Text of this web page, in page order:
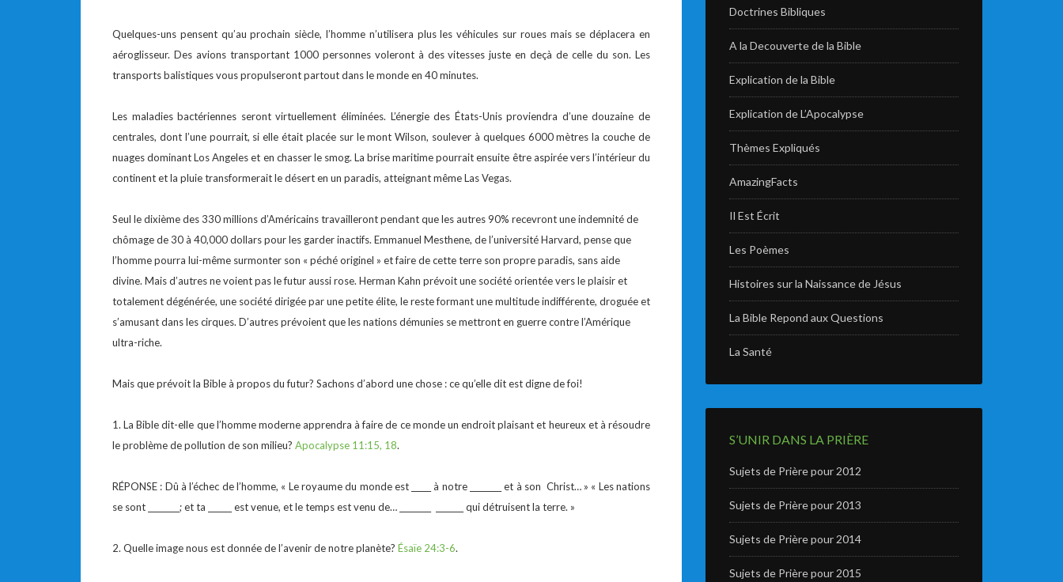
Quelques-uns pensent qu’au prochain siècle, l’homme n’utilisera plus les véhicules sur roues mais se déplacera en
aéroglisseur. Des avions transportant 1000 personnes voleront à des vitesses juste en deçà de celle du son. Les
transports balistiques vous propulseront partout dans le monde en 40 minutes.
Les maladies bactériennes seront virtuellement éliminées. L’énergie des États-Unis proviendra d’une douzaine de
centrales, dont l’une pourrait, si elle était placée sur le mont Wilson, soulever à quelques 6000 mètres la couche de
nuages dominant Los Angeles et en chasser le smog. La brise maritime pourrait ensuite être aspirée vers l’intérieur du
continent et la pluie transformerait le désert en un paradis, atteignant même Las Vegas.
Seul le dixième des 330 millions d’Américains travailleront pendant que les autres 90% recevront une indemnité de
chômage de 30 à 40,000 dollars pour les garder inactifs. Emmanuel Mesthene, de l’université Harvard, pense que
l’homme pourra lui-même surmonter son « péché originel » et faire de cette terre son propre paradis, sans aide
divine. Mais d’autres ne voient pas le futur aussi rose. Herman Kahn prévoit une société orientée vers le plaisir et
totalement dégénérée, une société dirigée par une petite élite, le reste formant une multitude indifférente, droguée et
s’amusant dans les cirques. D’autres prévoient que les nations démunies se mettront en guerre contre l’Amérique
ultra-riche.
Mais que prévoit la Bible à propos du futur? Sachons d’abord une chose : ce qu’elle dit est digne de foi!
1. La Bible dit-elle que l’homme moderne apprendra à faire de ce monde un endroit plaisant et heureux et à résoudre
le problème de pollution de son milieu? Apocalypse 11:15, 18.
RÉPONSE : Dû à l’échec de l’homme, « Le royaume du monde est _____ à notre ________ et à son Christ… » « Les nations
se sont ________; et ta ______ est venue, et le temps est venu de… ________ _______ qui détruisent la terre. »
2. Quelle image nous est donnée de l’avenir de notre planète? Ésaïe 24:3-6.
Doctrines Bibliques
A la Decouverte de la Bible
Explication de la Bible
Explication de L’Apocalypse
Thèmes Expliqués
AmazingFacts
Il Est Écrit
Les Poèmes
Histoires sur la Naissance de Jésus
La Bible Repond aux Questions
La Santé
S’UNIR DANS LA PRIÈRE
Sujets de Prière pour 2012
Sujets de Prière pour 2013
Sujets de Prière pour 2014
Sujets de Prière pour 2015